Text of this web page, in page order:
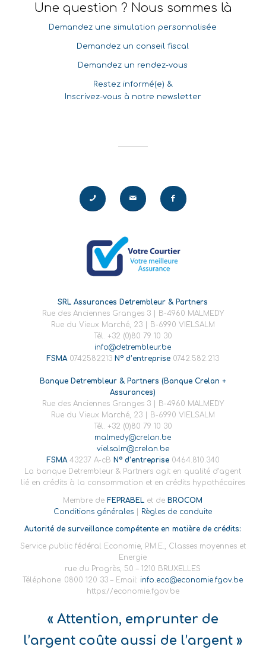
Une question ? Nous sommes là
Demandez une simulation personnalisée
Demandez un conseil fiscal
Demandez un rendez-vous
Restez informé(e) &
Inscrivez-vous à notre newsletter
SRL Assurances Detrembleur & Partners
Rue des Anciennes Granges 3 | B-4960 MALMEDY
Rue du Vieux Marché, 23 | B-6990 VIELSALM
Tél. +32 (0)80 79 10 30
info@detrembleur.be
FSMA0742582213 N° d’entreprise 0742.582.213
Banque Detrembleur & Partners (Banque Crelan +
Assurances)
Rue des Anciennes Granges 3 | B-4960 MALMEDY
Rue du Vieux Marché, 23 | B-6990 VIELSALM
Tél. +32 (0)80 79 10 30
malmedy@crelan.be
vielsalm@crelan.be
FSMA43237 A-cB N° d’entreprise 0464.810.340
La banque Detrembleur & Partners agit en qualité d’agent
lié en crédits à la consommation et en crédits hypothécaires
Membre de FEPRABEL et de BROCOM
Conditions générales
Règles de conduite
Autorité de surveillance compétente en matière de crédits:
Service public fédéral Economie, P.M.E., Classes moyennes et
Energie
rue du Progrès, 50 – 1210 BRUXELLES
Téléphone: 0800 120 33 – Email: info.eco@economie.fgov.be
https://economie.fgov.be
« Attention, emprunter de
l’argent coûte aussi de l’argent »